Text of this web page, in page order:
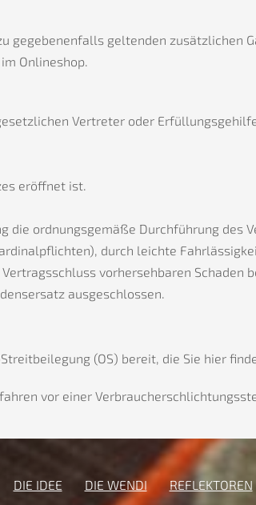
geltenden zusätzlichen
Onlineshop.
Vertreter oder
eröffnet ist.
ordnungsgemäße Durchführung des
durch leichte
vorhersehbaren Schaden
ausgeschlossen.
(OS) bereit, die Sie hier
vor einer
DIE IDEE DIE WENDI REFLEKTOREN